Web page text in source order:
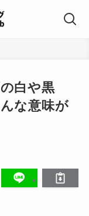
白や黒
な意味が